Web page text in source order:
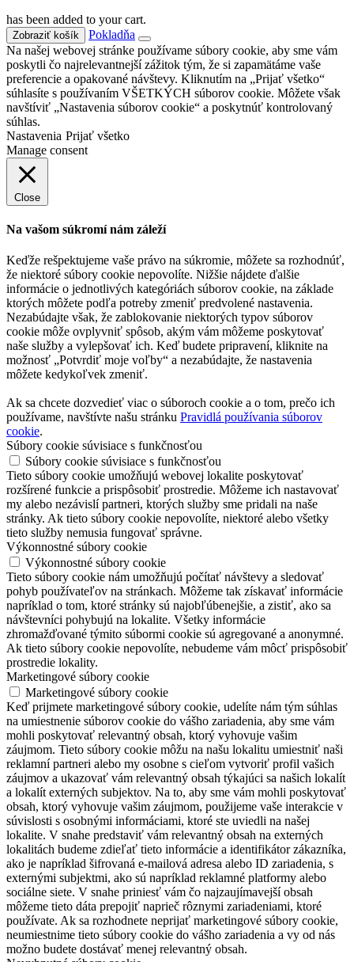
has been added to your cart.
Zobraziť košík
Pokladňa
Na našej webovej stránke používame súbory cookie, aby sme vám
poskytli čo najrelevantnejší zážitok tým, že si zapamätáme vaše
preferencie a opakované návštevy. Kliknutím na „Prijať všetko“
súhlasíte s používaním VŠETKÝCH súborov cookie. Môžete však
navštíviť „Nastavenia súborov cookie“ a poskytnúť kontrolovaný
súhlas.
Nastavenia Prijať všetko
Manage consent
Close
Na vašom súkromí nám záleží
Keďže rešpektujeme vaše právo na súkromie, môžete sa rozhodnúť,
že niektoré súbory cookie nepovolíte. Nižšie nájdete ďalšie
informácie o jednotlivých kategóriách súborov cookie, na základe
ktorých môžete podľa potreby zmeniť predvolené nastavenia.
Nezabúdajte však, že zablokovanie niektorých typov súborov
cookie môže ovplyvniť spôsob, akým vám môžeme poskytovať
naše služby a vylepšovať ich. Keď budete pripravení, kliknite na
možnosť „Potvrdiť moje voľby“ a nezabúdajte, že nastavenia
môžete kedykoľvek zmeniť.
Ak sa chcete dozvedieť viac o súboroch cookie a o tom, prečo ich
používame, navštívte našu stránku Pravidlá používania súborov
cookie.
Súbory cookie súvisiace s funkčnosťou
Súbory cookie súvisiace s funkčnosťou
Tieto súbory cookie umožňujú webovej lokalite poskytovať
rozšírené funkcie a prispôsobiť prostredie. Môžeme ich nastavovať
my alebo nezávislí partneri, ktorých služby sme pridali na naše
stránky. Ak tieto súbory cookie nepovolíte, niektoré alebo všetky
tieto služby nemusia fungovať správne.
Výkonnostné súbory cookie
Výkonnostné súbory cookie
Tieto súbory cookie nám umožňujú počítať návštevy a sledovať
pohyb používateľov na stránkach. Môžeme tak získavať informácie
napríklad o tom, ktoré stránky sú najobľúbenejšie, a zistiť, ako sa
návštevníci pohybujú na lokalite. Všetky informácie
zhromažďované týmito súbormi cookie sú agregované a anonymné.
Ak tieto súbory cookie nepovolíte, nebudeme vám môcť prispôsobiť
prostredie lokality.
Marketingové súbory cookie
Marketingové súbory cookie
Keď prijmete marketingové súbory cookie, udelíte nám tým súhlas
na umiestnenie súborov cookie do vášho zariadenia, aby sme vám
mohli poskytovať relevantný obsah, ktorý vyhovuje vašim
záujmom. Tieto súbory cookie môžu na našu lokalitu umiestniť naši
reklamní partneri alebo my osobne s cieľom vytvoriť profil vašich
záujmov a ukazovať vám relevantný obsah týkajúci sa našich lokalít
a lokalít externých subjektov. Na to, aby sme vám mohli poskytovať
obsah, ktorý vyhovuje vašim záujmom, použijeme vaše interakcie v
súvislosti s osobnými informáciami, ktoré ste uviedli na našej
lokalite. V snahe predstaviť vám relevantný obsah na externých
lokalitách budeme zdieľať tieto informácie a identifikátor zákazníka,
ako je napríklad šifrovaná e-mailová adresa alebo ID zariadenia, s
externými subjektmi, ako sú napríklad reklamné platformy alebo
sociálne siete. V snahe priniesť vám čo najzaujímavejší obsah
môžeme tieto dáta prepojiť naprieč rôznymi zariadeniami, ktoré
používate. Ak sa rozhodnete neprijať marketingové súbory cookie,
neumiestnime tieto súbory cookie do vášho zariadenia a vy od nás
možno budete dostávať menej relevantný obsah.